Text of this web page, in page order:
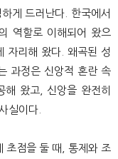
게 드러난다. 한국에서
역할로 이해되어 왔으
자리해 왔다. 왜곡된 성
과정은 신앙적 혼란 속
해 왔고, 신앙을 완전히
실이다.
초점을 둘 때, 통제와 조